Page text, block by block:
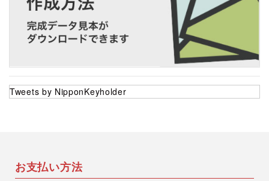
Tweets by NipponKeyholder
お支払い方法